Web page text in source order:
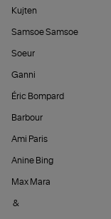
Kujten
Samsoe Samsoe
Soeur
Ganni
Éric Bompard
Barbour
Ami Paris
Anine Bing
Max Mara
&